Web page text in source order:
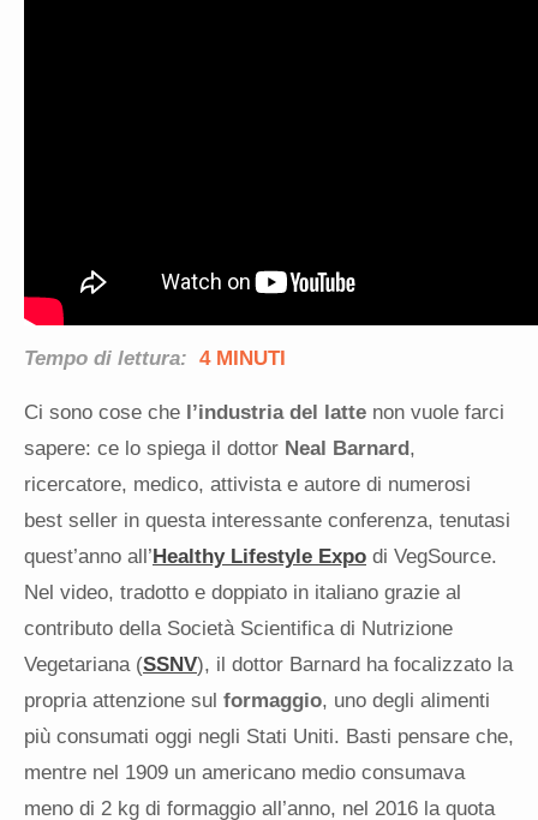
Tempo di lettura: 4 MINUTI
Ci sono cose che l’industria del latte non vuole farci
sapere: ce lo spiega il dottor Neal Barnard,
ricercatore, medico, attivista e autore di numerosi
best seller in questa interessante conferenza, tenutasi
quest’anno all’Healthy Lifestyle Expo di VegSource.
Nel video, tradotto e doppiato in italiano grazie al
contributo della Società Scientifica di Nutrizione
Vegetariana (SSNV), il dottor Barnard ha focalizzato la
propria attenzione sul formaggio, uno degli alimenti
più consumati oggi negli Stati Uniti. Basti pensare che,
mentre nel 1909 un americano medio consumava
meno di 2 kg di formaggio all’anno, nel 2016 la quota